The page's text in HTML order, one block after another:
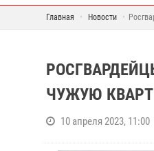
Главная Новости
ЧУЖУЮ
10 апреля 2023, 11:00